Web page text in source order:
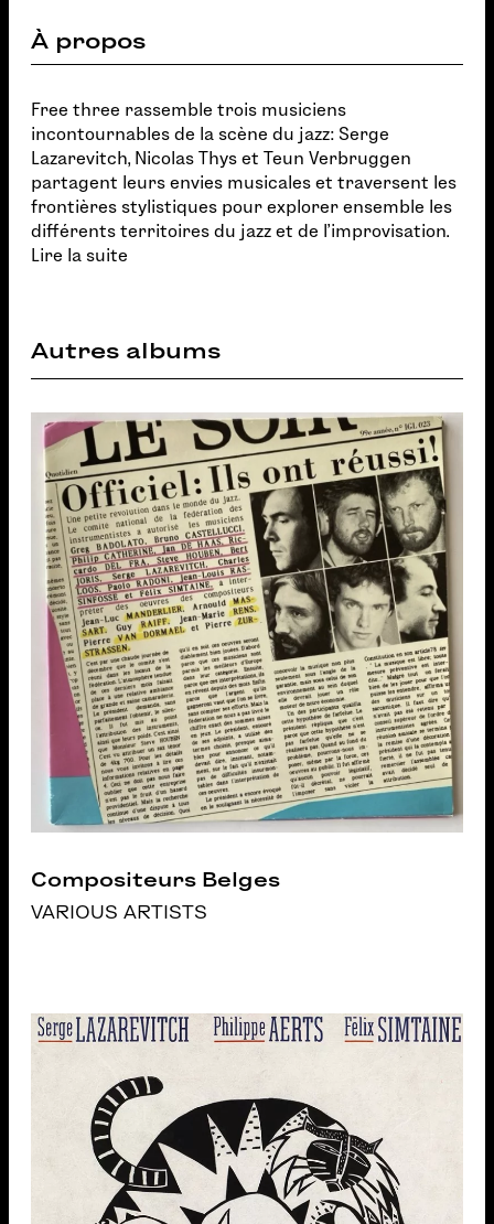
À propos
Free three rassemble trois musiciens
incontournables de la scène du jazz: Serge
Lazarevitch, Nicolas Thys et Teun Verbruggen
partagent leurs envies musicales et traversent les
frontières stylistiques pour explorer ensemble les
différents territoires du jazz et de l’improvisation.
Lire la suite
Autres albums
Compositeurs Belges
VARIOUS ARTISTS